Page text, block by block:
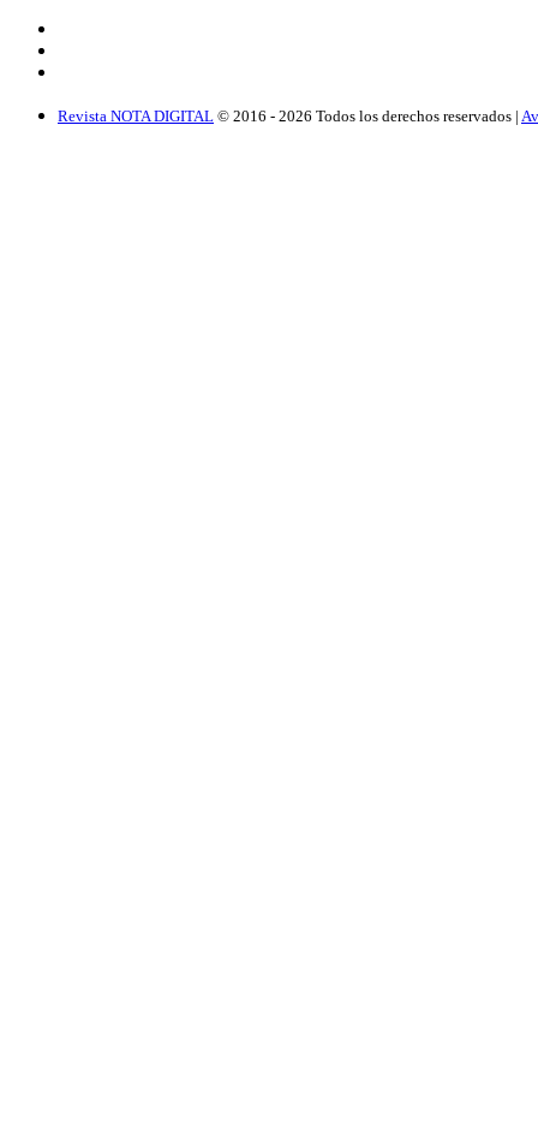
Revista NOTA DIGITAL © 2016 - 2026 Todos los derechos reservados |